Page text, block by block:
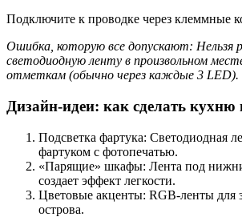
Подключите к проводке через клеммные
Ошибка, которую все допускают: Нельзя
светодиодную ленту в произвольном
отметкам (обычно через каждые 3 LED).
Дизайн-идеи: как сделать
Подсветка фартука: Светодиодная
фартуком с фотопечатью.
«Парящие» шкафы: Лента под
создает эффект легкости.
Цветовые акценты: RGB-ленты для
острова.